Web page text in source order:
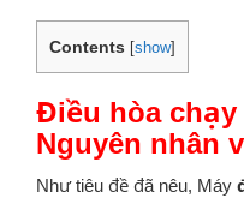
Contents [show]
Điều hòa chạy
Nguyên nhân
Như tiêu đề đã nêu, Máy